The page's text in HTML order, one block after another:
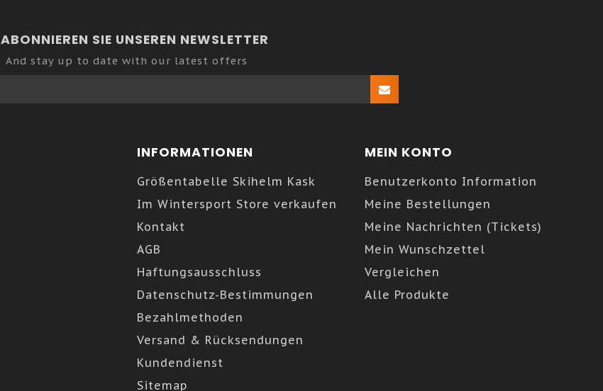
ABONNIEREN SIE UNSEREN NEWSLETTER
And stay up to date with our latest offers
INFORMATIONEN
Größentabelle Skihelm Kask
Im Wintersport Store verkaufen
Kontakt
AGB
Haftungsausschluss
Datenschutz-Bestimmungen
Bezahlmethoden
Versand & Rücksendungen
Kundendienst
Sitemap
MEIN KONTO
Benutzerkonto Information
Meine Bestellungen
Meine Nachrichten (Tickets)
Mein Wunschzettel
Vergleichen
Alle Produkte